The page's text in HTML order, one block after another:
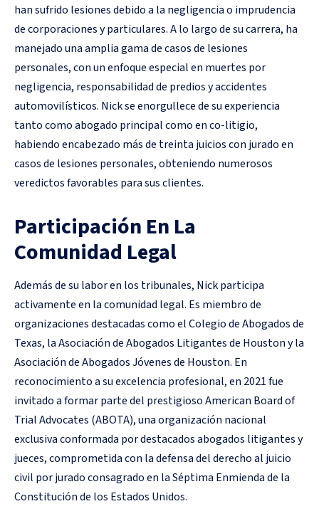
han sufrido lesiones debido a la negligencia o imprudencia
de corporaciones y particulares. A lo largo de su carrera, ha
manejado una amplia gama de casos de lesiones
personales, con un enfoque especial en muertes por
negligencia, responsabilidad de predios y accidentes
automovilísticos. Nick se enorgullece de su experiencia
tanto como abogado principal como en co-litigio,
habiendo encabezado más de treinta juicios con jurado en
casos de lesiones personales, obteniendo numerosos
veredictos favorables para sus clientes.
Participación En La
Comunidad Legal
Además de su labor en los tribunales, Nick participa
activamente en la comunidad legal. Es miembro de
organizaciones destacadas como el Colegio de Abogados de
Texas, la Asociación de Abogados Litigantes de Houston y la
Asociación de Abogados Jóvenes de Houston. En
reconocimiento a su excelencia profesional, en 2021 fue
invitado a formar parte del prestigioso American Board of
Trial Advocates (ABOTA), una organización nacional
exclusiva conformada por destacados abogados litigantes y
jueces, comprometida con la defensa del derecho al juicio
civil por jurado consagrado en la Séptima Enmienda de la
Constitución de los Estados Unidos.